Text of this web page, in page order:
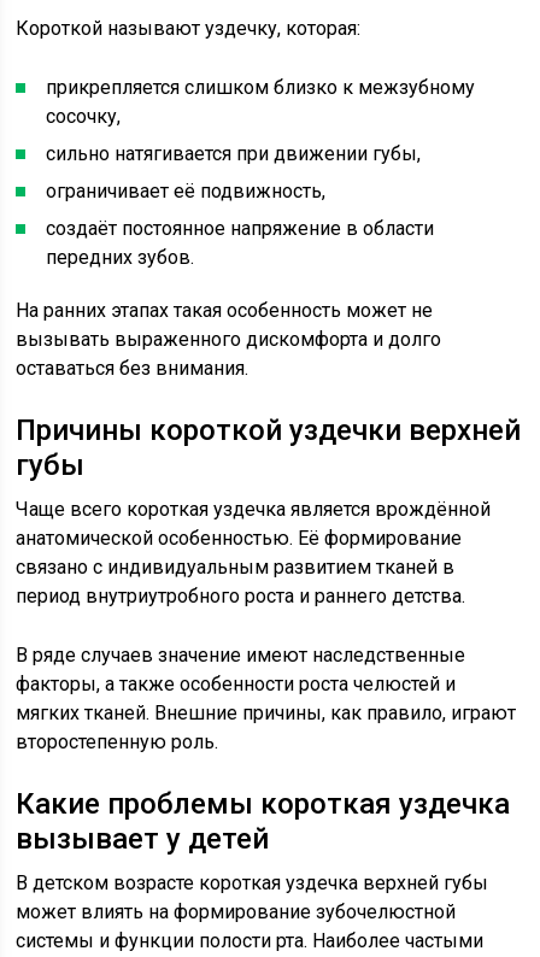
Короткой называют уздечку, которая:
прикрепляется слишком близко к межзубному
сосочку,
сильно натягивается при движении губы,
ограничивает её подвижность,
создаёт постоянное напряжение в области
передних зубов.
На ранних этапах такая особенность может не
вызывать выраженного дискомфорта и долго
оставаться без внимания.
Причины короткой уздечки верхней
губы
Чаще всего короткая уздечка является врождённой
анатомической особенностью. Её формирование
связано с индивидуальным развитием тканей в
период внутриутробного роста и раннего детства.
В ряде случаев значение имеют наследственные
факторы, а также особенности роста челюстей и
мягких тканей. Внешние причины, как правило, играют
второстепенную роль.
Какие проблемы короткая уздечка
вызывает у детей
В детском возрасте короткая уздечка верхней губы
может влиять на формирование зубочелюстной
системы и функции полости рта. Наиболее частыми